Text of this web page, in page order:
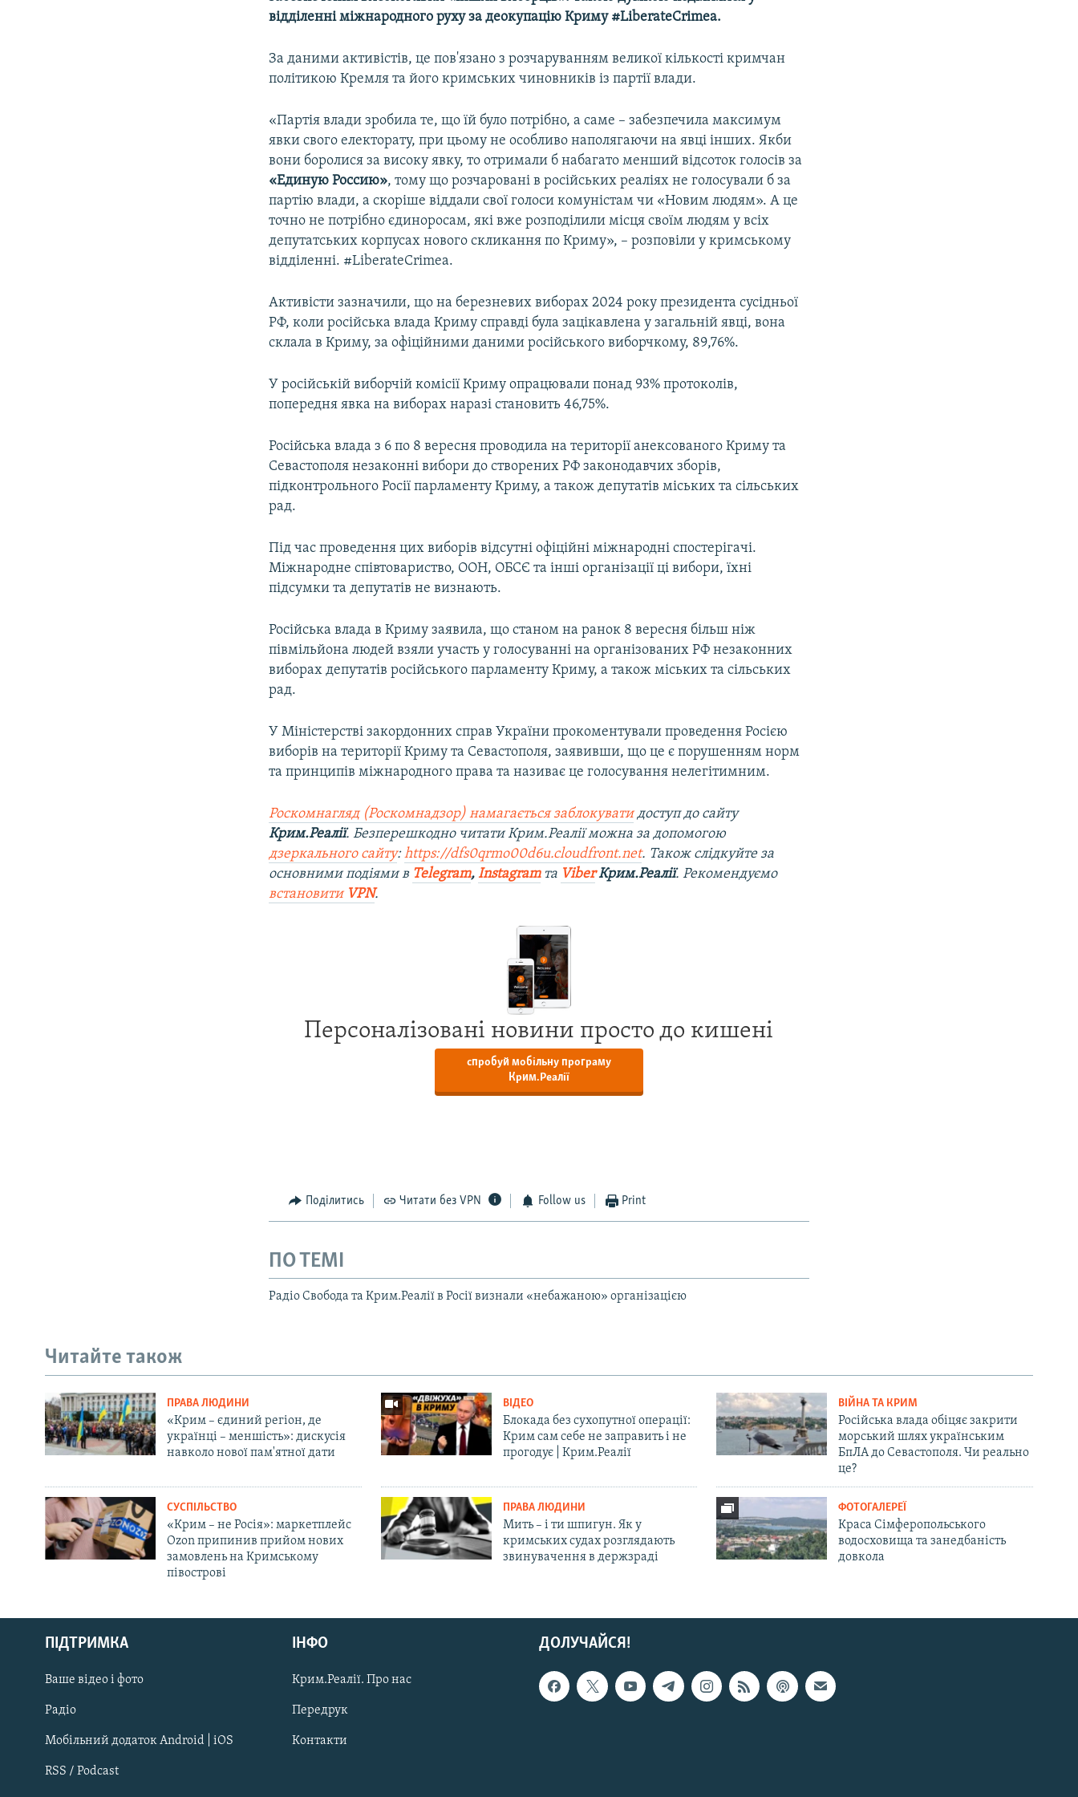
Русский
Qırımtatar
ДОЛУЧАЙСЯ!
відділенні міжнародного руху за деокупацію Криму #LiberateCrimea.
За даними активістів, це пов'язано з розчаруванням великої кількості кримчан
політикою Кремля та його кримських чиновників із партії влади.
«Партія влади зробила те, що їй було потрібно, а саме – забезпечила максимум
явки свого електорату, при цьому не особливо наполягаючи на явці інших. Якби
вони боролися за високу явку, то отримали б набагато менший відсоток голосів за
«Единую Россию», тому що розчаровані в російських реаліях не голосували б за
партію влади, а скоріше віддали свої голоси комуністам чи «Новим людям». А це
точно не потрібно єдиноросам, які вже розподілили місця своїм людям у всіх
депутатських корпусах нового скликання по Криму», – розповіли у кримському
відділенні. #LiberateCrimea.
Активісти зазначили, що на березневих виборах 2024 року президента сусідньої
РФ, коли російська влада Криму справді була зацікавлена у загальній явці, вона
склала в Криму, за офіційними даними російського виборчкому, 89,76%.
У російській виборчій комісії Криму опрацювали понад 93% протоколів,
попередня явка на виборах наразі становить 46,75%.
Російська влада з 6 по 8 вересня проводила на території анексованого Криму та
Севастополя незаконні вибори до створених РФ законодавчих зборів,
підконтрольного Росії парламенту Криму, а також депутатів міських та сільських
рад.
Під час проведення цих виборів відсутні офіційні міжнародні спостерігачі.
Міжнародне співтовариство, ООН, ОБСЄ та інші організації ці вибори, їхні
підсумки та депутатів не визнають.
Російська влада в Криму заявила, що станом на ранок 8 вересня більш ніж
півмільйона людей взяли участь у голосуванні на організованих РФ незаконних
виборах депутатів російського парламенту Криму, а також міських та сільських
рад.
У Міністерстві закордонних справ України прокоментували проведення Росією
виборів на території Криму та Севастополя, заявивши, що це є порушенням норм
та принципів міжнародного права та називає це голосування нелегітимним.
Роскомнагляд (Роскомнадзор) намагається заблокуватидоступ до сайту
Крим.Реалії. Безперешкодно читати Крим.Реалії можна за допомогою
дзеркального сайту:https://dfs0qrmo00d6u.cloudfront.net. Також слідкуйте за
основними подіями в Telegram,Instagramта ViberКрим.Реалії. Рекомендуємо
встановити VPN.
Персоналізовані новини просто до кишені
спробуй мобільну програму
Крим.Реалії
Поділитись Читати без VPN Follow us Print
ПО ТЕМІ
Радіо Свобода та Крим.Реалії в Росії визнали «небажаною» організацією
Читайте також
ПРАВА ЛЮДИНИ
«Крим – єдиний регіон, де
українці – меншість»: дискусія
навколо нової пам'ятної дати
ВІДЕО
Блокада без сухопутної операції:
Крим сам себе не заправить і не
прогодує | Крим.Реалії
ВІЙНА ТА КРИМ
Російська влада обіцяє закрити
морський шлях українським
БпЛА до Севастополя. Чи реально
це?
СУСПІЛЬСТВО
«Крим – не Росія»: маркетплейс
Ozon припинив прийом нових
замовлень на Кримському
півострові
ПРАВА ЛЮДИНИ
Мить – і ти шпигун. Як у
кримських судах розглядають
звинувачення в держзраді
ФОТОГАЛЕРЕЇ
Краса Сімферопольського
водосховища та занедбаність
довкола
ДОЛУЧАЙСЯ!
ПІДТРИМКА
Ваше відео і фото
Радіо
Мобільний додаток Android | iOS
RSS / Podcast
ІНФО
Крим.Реалії. Про нас
Передрук
Контакти